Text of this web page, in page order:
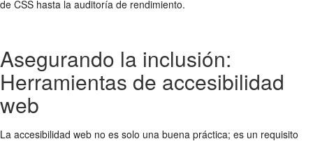
de CSS hasta la auditoría de rendimiento.
Asegurando la inclusión:
Herramientas de accesibilidad
web
La accesibilidad web no es solo una buena práctica; es un requisito